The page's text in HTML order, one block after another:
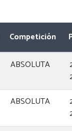
Competición
ABSOLUTA
ABSOLUTA